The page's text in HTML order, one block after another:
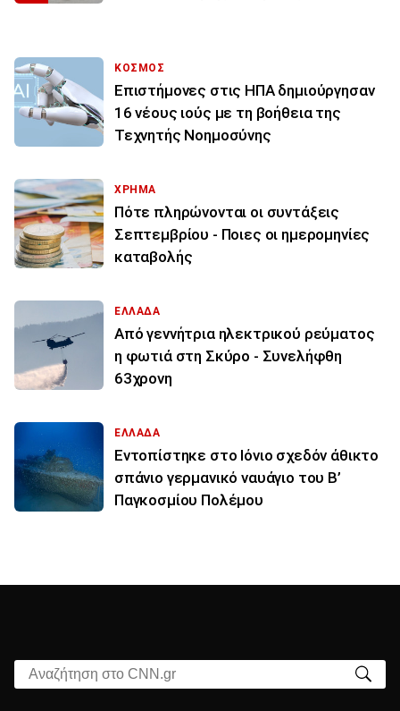
ΚΟΣΜΟΣ
Επιστήμονες στις ΗΠΑ δημιούργησαν
16 νέους ιούς με τη βοήθεια της
Τεχνητής Νοημοσύνης
ΧΡΗΜΑ
Πότε πληρώνονται οι συντάξεις
Σεπτεμβρίου - Ποιες οι ημερομηνίες
καταβολής
ΕΛΛΑΔΑ
Από γεννήτρια ηλεκτρικού ρεύματος
η φωτιά στη Σκύρο - Συνελήφθη
63χρονη
ΕΛΛΑΔΑ
Εντοπίστηκε στο Ιόνιο σχεδόν άθικτο
σπάνιο γερμανικό ναυάγιο του Β’
Παγκοσμίου Πολέμου
Αναζήτηση στο CNN.gr